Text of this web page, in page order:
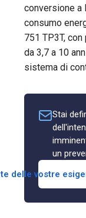
conversione a
consumo
751 TP3T,
da 3,7 a 10
sistema di
Stai
un
delle vostre